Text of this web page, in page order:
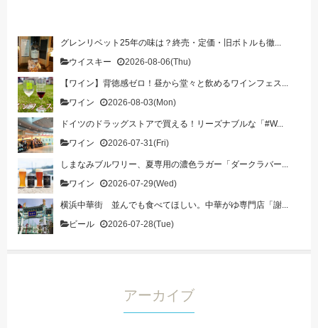
グレンリベット25年の味は？終売・定価・旧ボトルも徹...
ウイスキー
2026-08-06(Thu)
【ワイン】背徳感ゼロ！昼から堂々と飲めるワインフェス...
ワイン
2026-08-03(Mon)
ドイツのドラッグストアで買える！リーズナブルな「#W...
ワイン
2026-07-31(Fri)
しまなみブルワリー、夏専用の濃色ラガー「ダークラバー...
ワイン
2026-07-29(Wed)
横浜中華街 並んでも食べてほしい。中華がゆ専門店「謝...
ビール
2026-07-28(Tue)
アーカイブ